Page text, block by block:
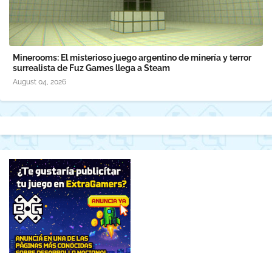
Minerooms: El misterioso juego argentino de minería y terror
surrealista de Fuz Games llega a Steam
August 04, 2026